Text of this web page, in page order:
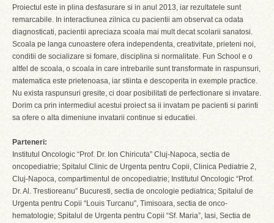
Proiectul este in plina desfasurare si in anul 2013, iar rezultatele sunt
remarcabile. In interactiunea zilnica cu pacientii am observat ca odata
diagnosticati, pacientii apreciaza scoala mai mult decat scolarii sanatosi.
Scoala pe langa cunoastere ofera independenta, creativitate, prieteni noi,
conditii de socializare si fomare, disciplina si normalitate. Fun School e o
altfel de scoala, o scoala in care intrebarile sunt transformate in raspunsuri,
matematica este prietenoasa, iar stiinta e descoperita in exemple practice.
Nu exista raspunsuri gresite, ci doar posibilitati de perfectionare si invatare.
Dorim ca prin intermediul acestui proiect sa ii invatam pe pacienti si parinti
sa ofere o alta dimeniune invatarii continue si educatiei.
Parteneri:
Institutul Oncologic “Prof. Dr. Ion Chiricuta” Cluj-Napoca, sectia de
oncopediatrie; Spitalul Clinic de Urgenta pentru Copii, Clinica Pediatrie 2,
Cluj-Napoca, compartimentul de oncopediatrie; Institutul Oncologic “Prof.
Dr. Al. Trestioreanu” Bucuresti, sectia de oncologie pediatrica; Spitalul de
Urgenta pentru Copii “Louis Turcanu”, Timisoara, sectia de onco-
hematologie; Spitalul de Urgenta pentru Copii “Sf. Maria”, Iasi, Sectia de